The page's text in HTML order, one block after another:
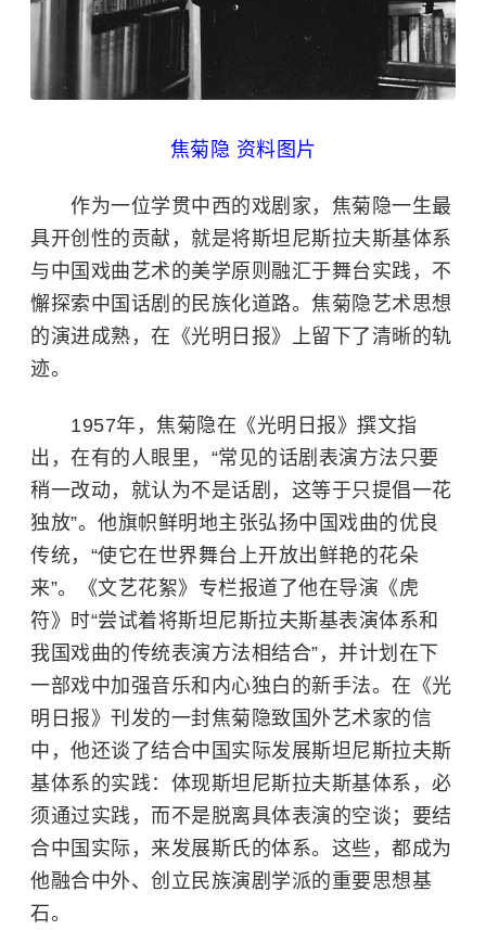
焦菊隐 资料图片
作为一位学贯中西的戏剧家，焦菊隐一生最
具开创性的贡献，就是将斯坦尼斯拉夫斯基体系
与中国戏曲艺术的美学原则融汇于舞台实践，不
懈探索中国话剧的民族化道路。焦菊隐艺术思想
的演进成熟，在《光明日报》上留下了清晰的轨
迹。
1957年，焦菊隐在《光明日报》撰文指
出，在有的人眼里，“常见的话剧表演方法只要
稍一改动，就认为不是话剧，这等于只提倡一花
独放”。他旗帜鲜明地主张弘扬中国戏曲的优良
传统，“使它在世界舞台上开放出鲜艳的花朵
来”。《文艺花絮》专栏报道了他在导演《虎
符》时“尝试着将斯坦尼斯拉夫斯基表演体系和
我国戏曲的传统表演方法相结合”，并计划在下
一部戏中加强音乐和内心独白的新手法。在《光
明日报》刊发的一封焦菊隐致国外艺术家的信
中，他还谈了结合中国实际发展斯坦尼斯拉夫斯
基体系的实践：体现斯坦尼斯拉夫斯基体系，必
须通过实践，而不是脱离具体表演的空谈；要结
合中国实际，来发展斯氏的体系。这些，都成为
他融合中外、创立民族演剧学派的重要思想基
石。